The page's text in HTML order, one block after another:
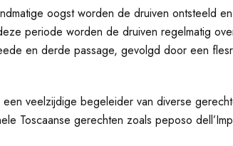
oogst worden de druiven ontsteeld
periode worden de druiven regelmatig
en derde passage, gevolgd door een
een veelzijdige begeleider van diverse
Toscaanse gerechten zoals peposo